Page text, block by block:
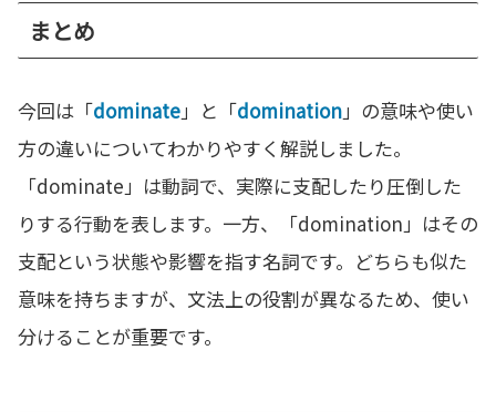
まとめ
今回は「dominate」と「domination」の意味や使い
方の違いについてわかりやすく解説しました。
「dominate」は動詞で、実際に支配したり圧倒した
りする行動を表します。一方、「domination」はその
支配という状態や影響を指す名詞です。どちらも似た
意味を持ちますが、文法上の役割が異なるため、使い
分けることが重要です。